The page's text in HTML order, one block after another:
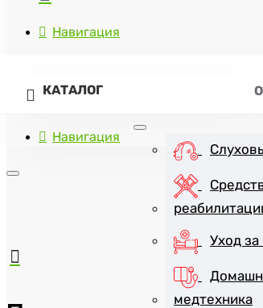
Навигация
КАТАЛОГ
Уход
медтехника
Навигация